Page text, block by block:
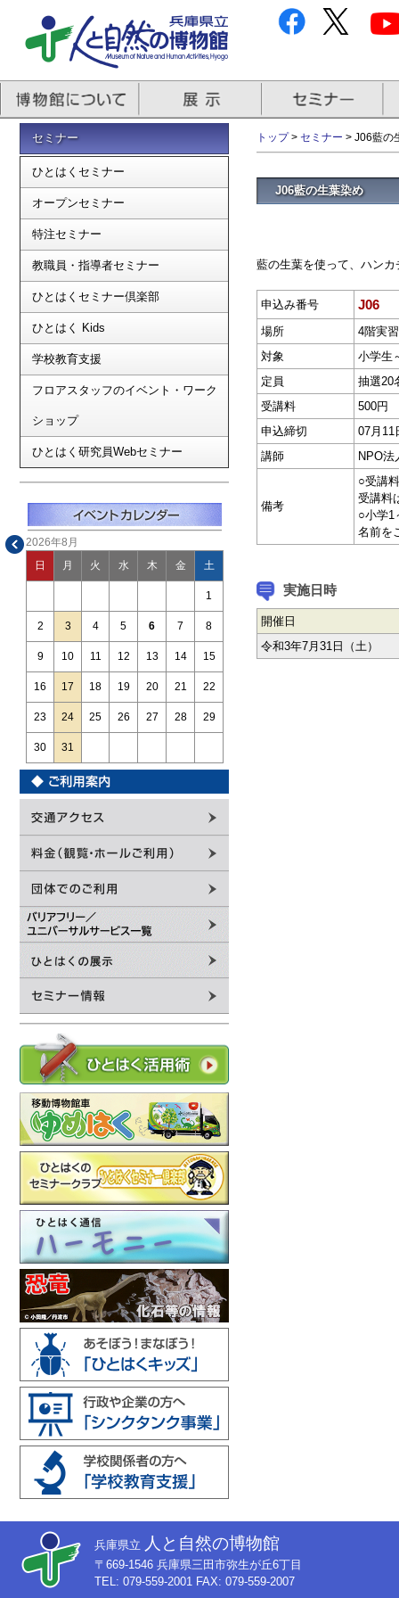
セミナー
ひとはくセミナー
オープンセミナー
特注セミナー
教職員・指導者セミナー
ひとはくセミナー倶楽部
ひとはく Kids
学校教育支援
フロアスタッフのイベント・ワーク
ショップ
ひとはく研究員Webセミナー
2026年8月
日 月 火 水 木 金 土
1
2 3 4 5 6 7 8
9 10 11 12 13 14 15
16 17 18 19 20 21 22
23 24 25 26 27 28 29
30 31
トップ> セミナー > J06藍の
J06藍の生葉染め
藍の生葉を使って、ハン
申込み番号 J06
場所
4階実
対象
小学生
定員
抽選20
受講料
500円
申込締切
07月11
講師
NPO法
備考
○受講
受講料
○小学1
名前を
実施日時
開催日
令和3年7月31日（土）
兵庫県立 人と自然の博物館
〒669-1546 兵庫県三田市弥生が丘6丁目
TEL: 079-559-2001 FAX: 079-559-2007